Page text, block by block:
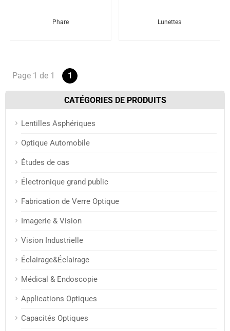
Phare Lunettes
Page 1 de 1 1
CATÉGORIES DE PRODUITS
Lentilles Asphériques
Optique Automobile
Études de cas
Électronique grand public
Fabrication de Verre Optique
Imagerie & Vision
Vision Industrielle
Éclairage&Éclairage
Médical & Endoscopie
Applications Optiques
Capacités Optiques